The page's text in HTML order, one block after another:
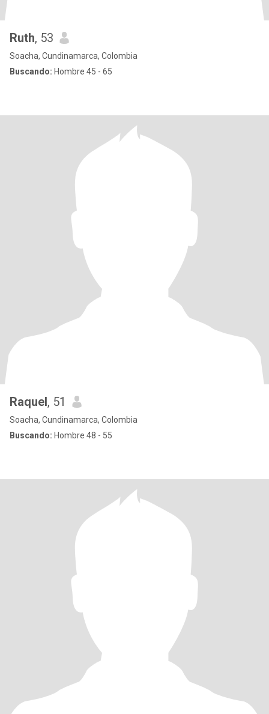
Ruth, 53
Soacha, Cundinamarca, Colombia
Buscando: Hombre 45 - 65
Raquel, 51
Soacha, Cundinamarca, Colombia
Buscando: Hombre 48 - 55